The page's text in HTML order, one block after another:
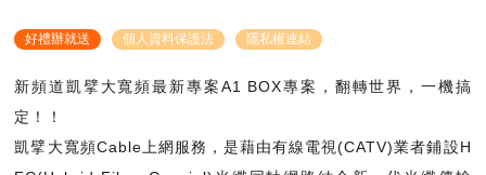
好禮辦就送 個人資料保護法 隱私權連結
新頻道凱擘大寬頻最新專案A1 BOX專案，翻轉世界，一機搞
定！！
凱擘大寬頻Cable上網服務，是藉由有線電視(CATV)業者鋪設H